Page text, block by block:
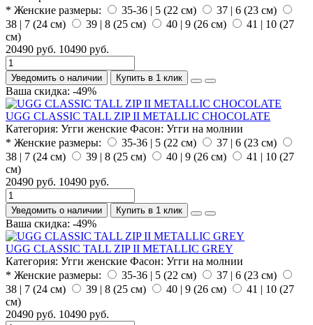
* Женские размеры:
35-36 | 5 (22 см)
37 | 6 (23 см)
38 | 7 (24 см)
39 | 8 (25 см) 40 | 9 (26 см)
41 | 10 (27
см)
20490 руб. 10490 руб.
Уведомить о наличии Купить в 1 клик
Ваша скидка: -49%
UGG CLASSIC TALL ZIP II METALLIC CHOCOLATE
Категория: Угги женские Фасон: Угги на молнии
* Женские размеры:
35-36 | 5 (22 см)
37 | 6 (23 см)
38 | 7 (24 см)
39 | 8 (25 см) 40 | 9 (26 см)
41 | 10 (27
см)
20490 руб. 10490 руб.
Уведомить о наличии Купить в 1 клик
Ваша скидка: -49%
UGG CLASSIC TALL ZIP II METALLIC GREY
Категория: Угги женские Фасон: Угги на молнии
* Женские размеры:
35-36 | 5 (22 см)
37 | 6 (23 см)
38 | 7 (24 см)
39 | 8 (25 см) 40 | 9 (26 см)
41 | 10 (27
см)
20490 руб. 10490 руб.